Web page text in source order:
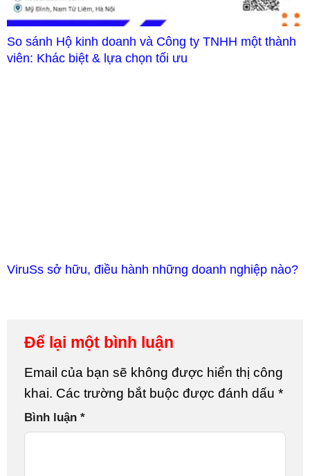
So sánh Hộ kinh doanh và Công ty TNHH một thành
viên: Khác biệt & lựa chọn tối ưu
ViruSs sở hữu, điều hành những doanh nghiệp nào?
Để lại một bình luận
Email của bạn sẽ không được hiển thị công
khai. Các trường bắt buộc được đánh dấu *
Bình luận *